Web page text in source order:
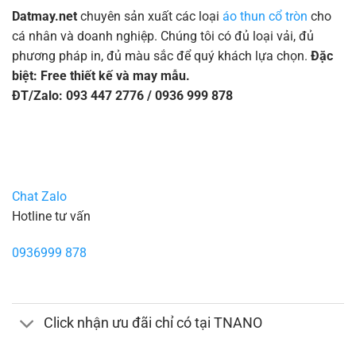
Datmay.net chuyên sản xuất các loại áo thun cổ tròn cho
cá nhân và doanh nghiệp. Chúng tôi có đủ loại vải, đủ
phương pháp in, đủ màu sắc để quý khách lựa chọn. Đặc
biệt: Free thiết kế và may mẫu.
ĐT/Zalo: 093 447 2776 / 0936 999 878
Chat Zalo
Hotline tư vấn
0936999 878
Click nhận ưu đãi chỉ có tại TNANO